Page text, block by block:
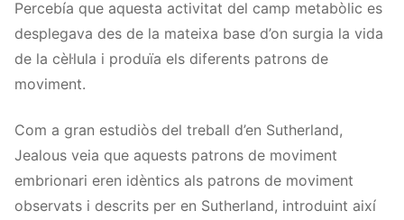
Percebía que aquesta activitat del camp metabòlic es
desplegava des de la mateixa base d’on surgia la vida
de la cèl·lula i produïa els diferents patrons de
moviment.
Com a gran estudiòs del treball d’en Sutherland,
Jealous veia que aquests patrons de moviment
embrionari eren idèntics als patrons de moviment
observats i descrits per en Sutherland, introduint així